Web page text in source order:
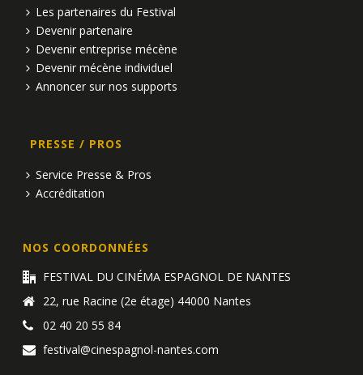
Les partenaires du Festival
Devenir partenaire
Devenir entreprise mécène
Devenir mécène individuel
Annoncer sur nos supports
PRESSE / PROS
Service Presse & Pros
Accréditation
NOS COORDONNÉES
FESTIVAL DU CINÉMA ESPAGNOL DE NANTES
22, rue Racine (2e étage) 44000 Nantes
02 40 20 55 84
festival@cinespagnol-nantes.com